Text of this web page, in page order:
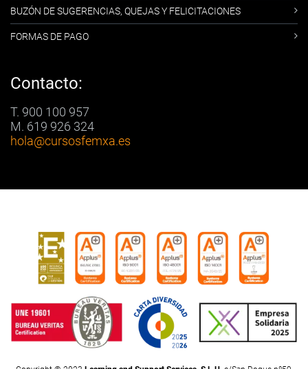
BUZÓN DE SUGERENCIAS, QUEJAS Y FELICITACIONES
FORMAS DE PAGO
Contacto:
T. 900 100 957
M. 619 926 324
hola@cursosfemxa.es